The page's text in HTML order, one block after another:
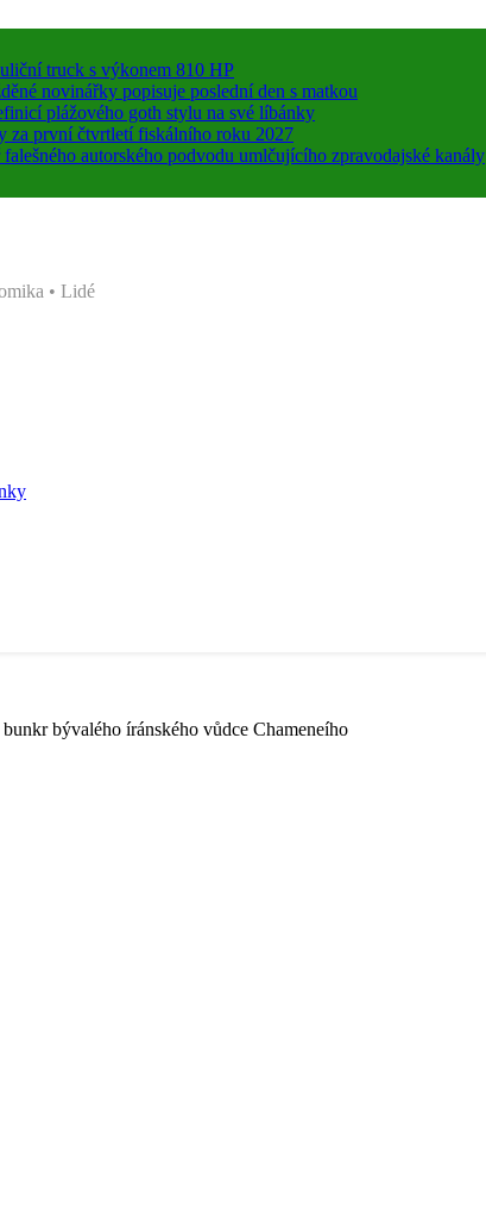
truck s výkonem 810 HP
novinářky popisuje poslední den s matkou
plážového goth stylu na své líbánky
za první čtvrtletí fiskálního roku 2027
autorského podvodu umlčujícího zpravodajské kanály
• Lidé
bývalého íránského vůdce Chameneího